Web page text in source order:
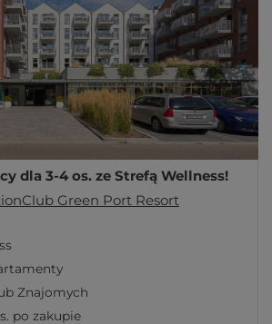
dla 3-4 os. ze Strefą Wellness!
Green Port Resort
Znajomych
po zakupie